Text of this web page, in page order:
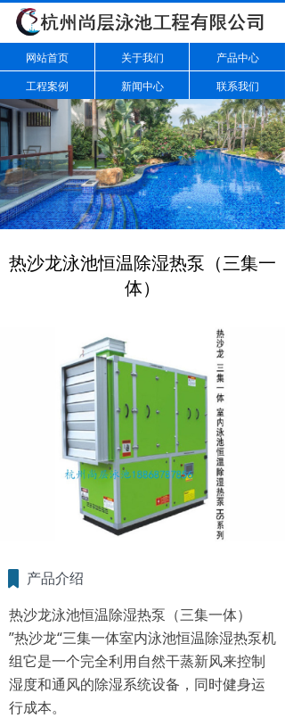
网站首页 关于我们
产品中心
工程案例
新闻中心 联系我们
热沙龙泳池恒温除湿热泵（三集一
体）
热沙龙泳池恒温除湿热泵（三集一体）
”热沙龙“三集一体室内泳池恒温除湿热泵机
组它是一个完全利用自然干蒸新风来控制
湿度和通风的除湿系统设备，同时健身运
行成本。
产品介绍